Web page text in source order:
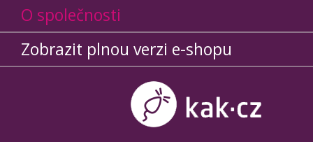
O společnosti
Zobrazit plnou verzi e-shopu